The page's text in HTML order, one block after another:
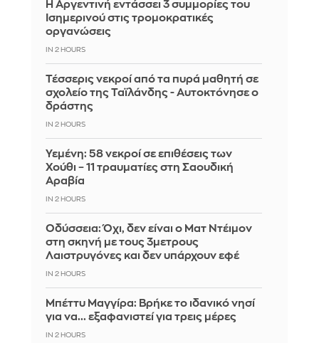
Η Αργεντινή εντάσσει 3 συμμορίες του
Ισημερινού στις τρομοκρατικές
οργανώσεις
IN 2 HOURS
Τέσσερις νεκροί από τα πυρά μαθητή σε
σχολείο της Ταϊλάνδης - Αυτοκτόνησε ο
δράστης
IN 2 HOURS
Υεμένη: 58 νεκροί σε επιθέσεις των
Χούθι – 11 τραυματίες στη Σαουδική
Αραβία
IN 2 HOURS
Οδύσσεια: Όχι, δεν είναι ο Ματ Ντέιμον
στη σκηνή με τους 3μετρους
Λαιστρυγόνες και δεν υπάρχουν εφέ
IN 2 HOURS
Μπέττυ Μαγγίρα: Βρήκε το ιδανικό νησί
για να... εξαφανιστεί για τρεις μέρες
IN 2 HOURS